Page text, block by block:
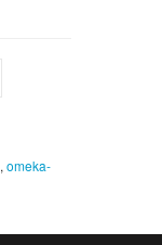
, omeka-